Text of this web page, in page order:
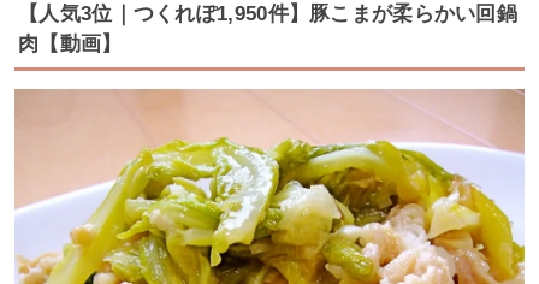
【人気3位｜つくれぽ1,950件】豚こまが柔らかい回鍋
肉【動画】